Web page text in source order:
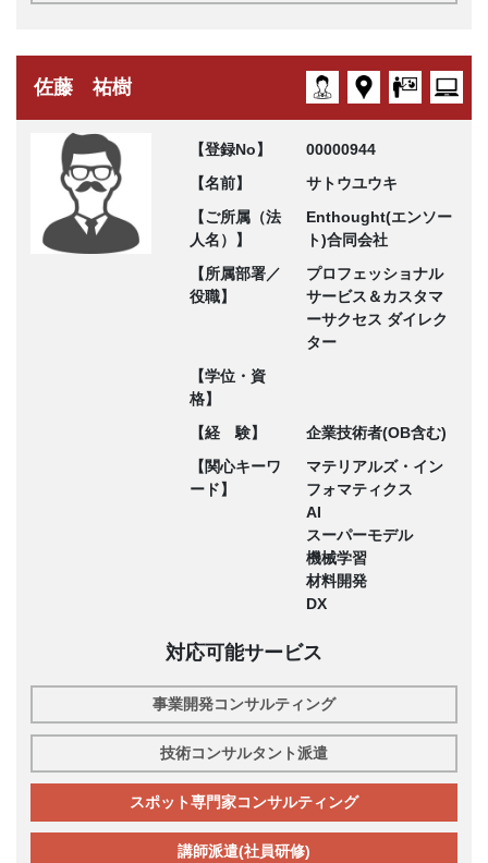
佐藤 祐樹
【登録No】
00000944
【名前】
サトウユウキ
【ご所属（法
人名）】
Enthought(エンソー
ト)合同会社
【所属部署／
役職】
プロフェッショナル
サービス＆カスタマ
ーサクセス ダイレク
ター
【学位・資
格】
【経 験】
企業技術者(OB含む)
【関心キーワ
ード】
マテリアルズ・イン
フォマティクス
AI
スーパーモデル
機械学習
材料開発
DX
対応可能サービス
事業開発コンサルティング
技術コンサルタント派遣
スポット専門家コンサルティング
講師派遣(社員研修)